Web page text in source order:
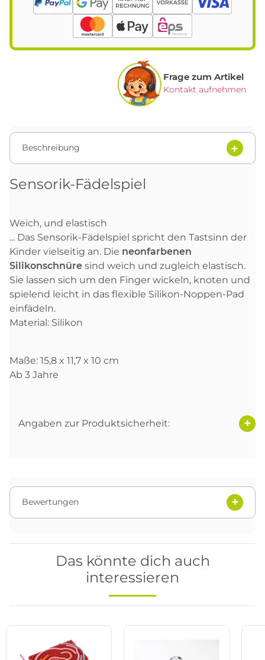
Frage zum Artikel
Kontakt aufnehmen
Beschreibung
Sensorik-Fädelspiel
Weich, und elastisch
... Das Sensorik-Fädelspiel spricht den Tastsinn der
Kinder vielseitig an. Die neonfarbenen
Silikonschnüre sind weich und zugleich elastisch.
Sie lassen sich um den Finger wickeln, knoten und
spielend leicht in das flexible Silikon-Noppen-Pad
einfädeln.
Material: Silikon
Maße: 15,8 x 11,7 x 10 cm
Ab 3 Jahre
Angaben zur Produktsicherheit:
Bewertungen
Das könnte dich auch
interessieren